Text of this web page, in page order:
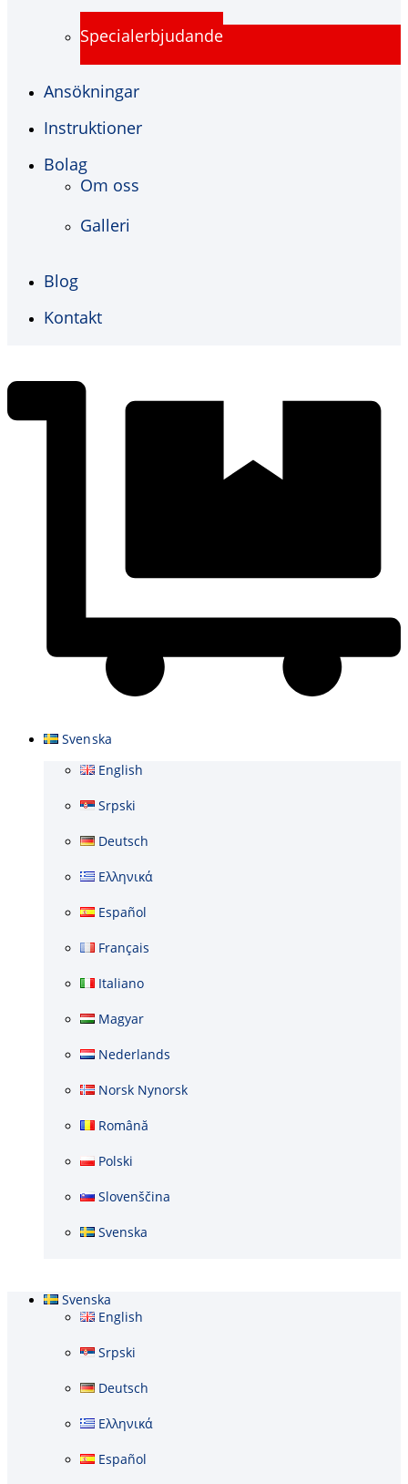
Specialerbjudande
Ansökningar
Instruktioner
Bolag
Om oss
Galleri
Blog
Kontakt
Svenska
English
Srpski
Deutsch
Ελληνικά
Español
Français
Italiano
Magyar
Nederlands
Norsk Nynorsk
Română
Polski
Slovenščina
Svenska
Svenska
English
Srpski
Deutsch
Ελληνικά
Español